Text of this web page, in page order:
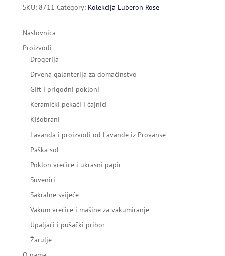
SKU: 8711 Category: Kolekcija Luberon Rose
Naslovnica
Proizvodi
Drogerija
Drvena galanterija za domaćinstvo
Gift i prigodni pokloni
Keramički pekači i čajnici
Kišobrani
Lavanda i proizvodi od Lavande iz Provanse
Paška sol
Poklon vrećice i ukrasni papir
Suveniri
Sakralne svijeće
Vakum vrećice i mašine za vakumiranje
Upaljači i pušački pribor
Žarulje